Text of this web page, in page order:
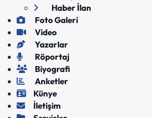
Haber İlan
Foto Galeri
Video
Yazarlar
Röportaj
Biyografi
Anketler
Künye
İletişim